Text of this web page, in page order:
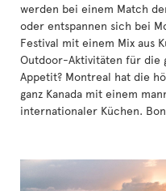
werden bei einem Match
oder entspannen sich bei
Festival mit einem Mix aus
Outdoor-Aktivitäten für die
Appetit? Montreal hat die
ganz Kanada mit einem
internationaler Küchen.